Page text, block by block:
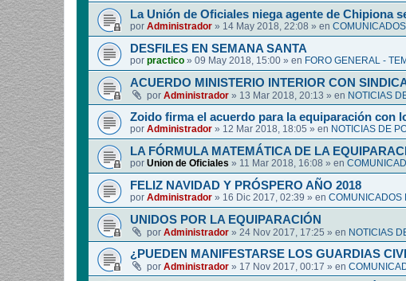
La Unión de Oficiales niega agente de Chipiona
por Administrador » 14 May 2018, 22:08 » en
DESFILES EN SEMANA SANTA
por practico » 09 May 2018, 15:00 » en FORO GENERAL -
ACUERDO MINISTERIO INTERIOR CON
por Administrador » 13 Mar 2018, 20:13 » en NOTICIAS
Zoido firma el acuerdo para la equiparación con
por Administrador » 12 Mar 2018, 18:05 » en NOTICIAS DE
LA FÓRMULA MATEMÁTICA DE LA
por Union de Oficiales » 11 Mar 2018, 16:08 » en
FELIZ NAVIDAD Y PRÓSPERO AÑO 2018
por Administrador » 16 Dic 2017, 02:39 » en COMUNICADOS
UNIDOS POR LA EQUIPARACIÓN
por Administrador » 24 Nov 2017, 17:25 » en NOTICIAS
¿PUEDEN MANIFESTARSE LOS GUARDIAS
por Administrador » 17 Nov 2017, 00:17 » en